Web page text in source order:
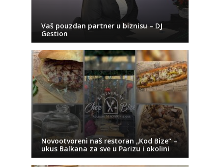
Vaš pouzdan partner u biznisu – DJ
Gestion
Novootvoreni naš restoran „Kod Bize“ –
ukus Balkana za sve u Parizu i okolini